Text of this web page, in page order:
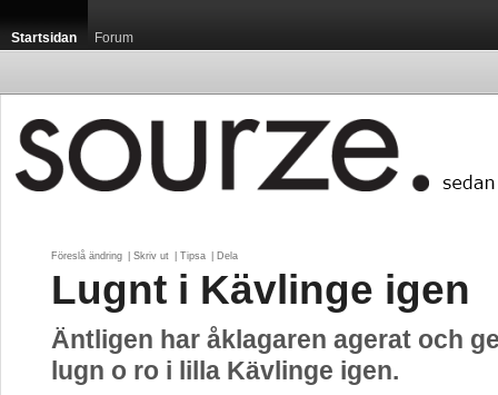
Startsidan Forum
Föreslå ändring Skriv ut Tipsa Dela
Lugnt i Kävlinge igen
Äntligen har åklagaren agerat och
lugn o ro i lilla Kävlinge igen.